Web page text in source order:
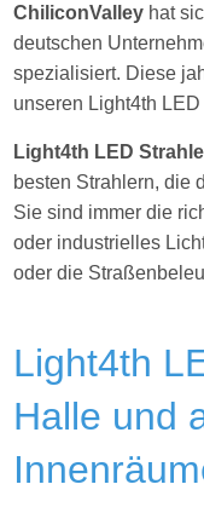
ChiliconValley hat
deutschen
spezialisiert. Diese
unseren Light4th
Light4th LED
besten Strahlern, die
Sie sind immer die
oder industrielles
oder die
Light4th
Halle und